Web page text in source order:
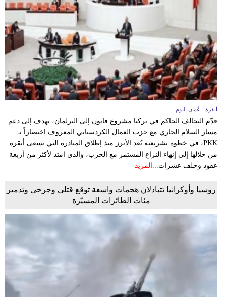
أنقرة - عُمان اليوم
قدّم التحالف الحاكم في تركيا مشروع قانون إلى البرلمان، يهدف إلى دعم
مسار السلام الجاري مع حزب العمال الكردستاني المعروف اختصاراً بـ
PKK، في خطوة تشريعية تُعد الأبرز منذ إطلاق المبادرة التي تسعى أنقرة
من خلالها إلى إنهاء النزاع المستمر مع الحزب، والذي امتد لأكثر من أربعة
عقود وخلف عشرات... المزيد
روسيا وأوكرانيا تتبادلان هجمات واسعة توقع قتلى وجرحى وتدمير
مئات الطائرات المسيّرة